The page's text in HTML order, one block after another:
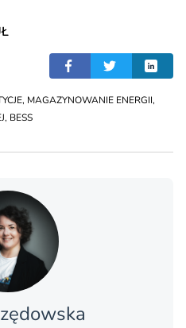
, MAGAZYNOWANIE ENERGII,
, BESS